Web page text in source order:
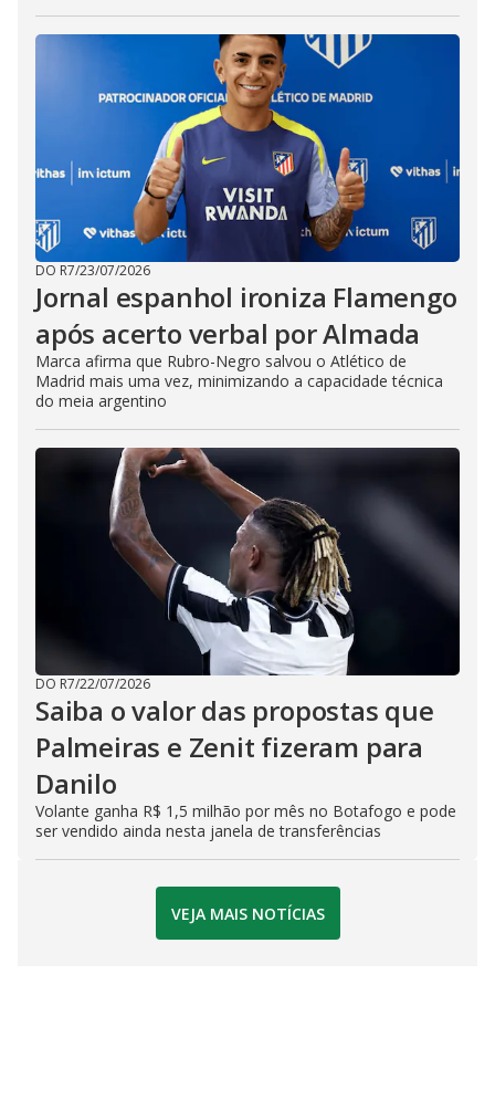
DO R7/23/07/2026
Jornal espanhol ironiza Flamengo
após acerto verbal por Almada
Marca afirma que Rubro-Negro salvou o Atlético de
Madrid mais uma vez, minimizando a capacidade técnica
do meia argentino
DO R7/22/07/2026
Saiba o valor das propostas que
Palmeiras e Zenit fizeram para
Danilo
Volante ganha R$ 1,5 milhão por mês no Botafogo e pode
ser vendido ainda nesta janela de transferências
VEJA MAIS NOTÍCIAS